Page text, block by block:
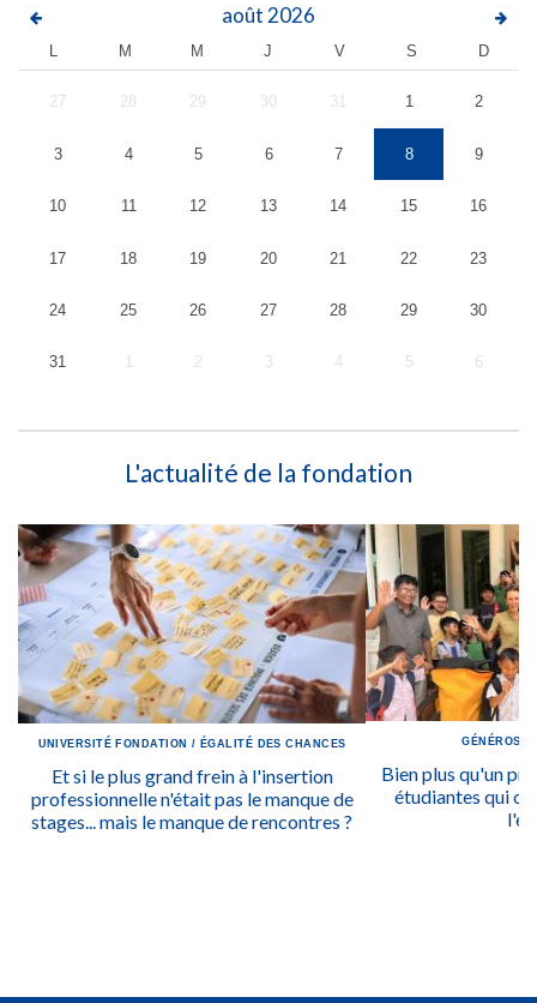
août 2026
L M M J V S D
27 28 29 30 31 1 2
3 4 5 6 7 8 9
10 11 12 13 14 15 16
17 18 19 20 21 22 23
24 25 26 27 28 29 30
31 1 2 3 4 5 6
L'actualité de la fondation
UNIVERSITÉ FONDATION / ÉGALITÉ DES CHANCES
Et si le plus grand frein à l'insertion
professionnelle n'était pas le manque de
stages... mais le manque de rencontres ?
Bien plus qu'un
étudiantes qui